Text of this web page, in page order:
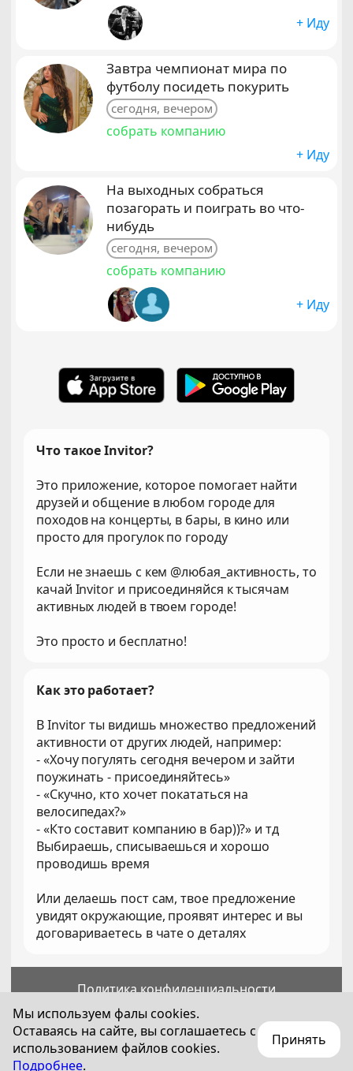
+ Иду
Завтра чемпионат мира по
футболу посидеть покурить
сегодня, вечером
собрать компанию
+ Иду
На выходных собраться
позагорать и поиграть во что-
нибудь
сегодня, вечером
собрать компанию
+ Иду
Что такое Invitor?
Это приложение, которое помогает найти
друзей и общение в любом городе для
походов на концерты, в бары, в кино или
просто для прогулок по городу
Если не знаешь с кем @любая_активность, то
качай Invitor и присоединяйся к тысячам
активных людей в твоем городе!
Это просто и бесплатно!
Как это работает?
В Invitor ты видишь множество предложений
активности от других людей, например:
- «Хочу погулять сегодня вечером и зайти
поужинать - присоединяйтесь»
- «Скучно, кто хочет покататься на
велосипедах?»
- «Кто составит компанию в бар))?» и тд
Выбираешь, списываешься и хорошо
проводишь время
Или делаешь пост сам, твое предложение
увидят окружающие, проявят интерес и вы
договариваетесь в чате о деталях
Политика конфиденциальности
Пользовательское соглашение
Для лиц старше 18 лет
© 2018—
Мы используем фалы cookies.
Оставаясь на сайте, вы соглашаетесь с
использованием файлов cookies.
Подробнее.
Принять